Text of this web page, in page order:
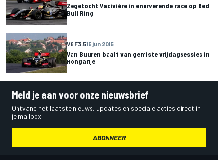
Zegetocht Vaxivière in enerverende race op Red
Bull Ring
V8 F3.515 jun 2015
Van Buuren baalt van gemiste vrijdagsessies in
Hongarije
Meld je aan voor onze nieuwsbrief
Ontvang het laatste nieuws, updates en speciale acties direct in
je mailbox.
ABONNEER